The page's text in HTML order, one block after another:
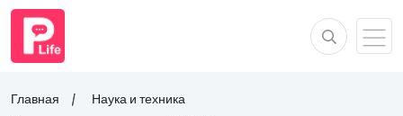
Главная
Наука и техника